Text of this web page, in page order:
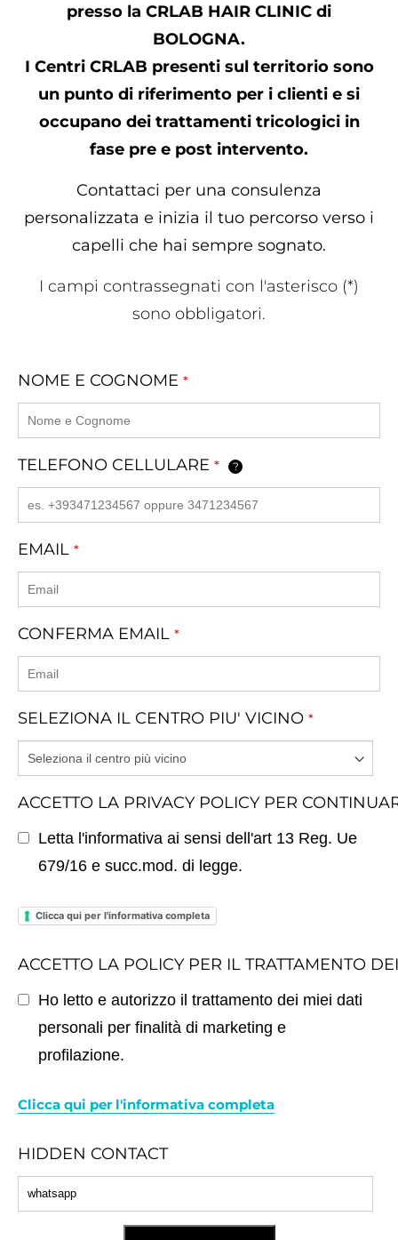
presso la CRLAB HAIR CLINIC di
BOLOGNA.
I Centri CRLAB presenti sul territorio sono
un punto di riferimento per i clienti e si
occupano dei trattamenti tricologici in
fase pre e post intervento.
Contattaci per una consulenza
personalizzata e inizia il tuo percorso verso i
capelli che hai sempre sognato.
I campi contrassegnati con l'asterisco (*)
sono obbligatori.
NOME E COGNOME *
TELEFONO CELLULARE * ?
EMAIL *
CONFERMA EMAIL *
SELEZIONA IL CENTRO PIU' VICINO *
ACCETTO LA PRIVACY POLICY PER
Letta l'informativa ai sensi dell'art 13 Reg. Ue
679/16 e succ.mod. di legge.
Clicca qui per l'informativa completa
ACCETTO LA POLICY PER IL TRATTAMENTO
Ho letto e autorizzo il trattamento dei miei dati
personali per finalità di marketing e
profilazione.
Clicca qui per l'informativa completa
HIDDEN CONTACT